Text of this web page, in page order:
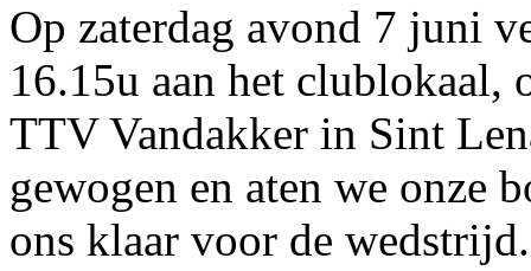
Op zaterdag avond 7 juni
16.15u aan het clublokaal,
TTV Vandakker in Sint
gewogen en aten we onze
ons klaar voor de